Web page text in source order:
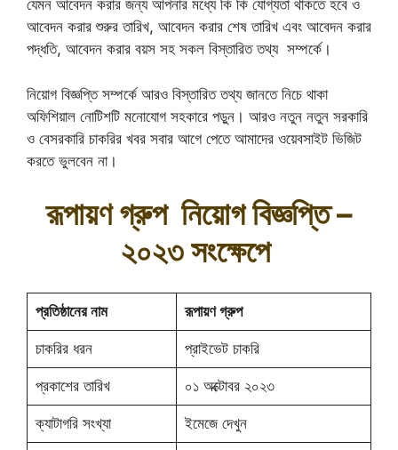
যেমন আবেদন করার জন্য আপনার মধ্যে কি কি যোগ্যতা থাকতে হবে ও
আবেদন করার শুরুর তারিখ, আবেদন করার শেষ তারিখ এবং আবেদন করার
পদ্ধতি, আবেদন করার বয়স সহ সকল বিস্তারিত তথ্য সম্পর্কে।
নিয়োগ বিজ্ঞপ্তি সম্পর্কে আরও বিস্তারিত তথ্য জানতে নিচে থাকা
অফিশিয়াল নোটিশটি মনোযোগ সহকারে পড়ুন। আরও নতুন নতুন সরকারি
ও বেসরকারি চাকরির খবর সবার আগে পেতে আমাদের ওয়েবসাইট ভিজিট
করতে ভুলবেন না।
রূপায়ণ গ্রুপ নিয়োগ বিজ্ঞপ্তি –
২০২৩ সংক্ষেপে
প্রতিষ্ঠানের নাম রূপায়ণ গ্রুপ
চাকরির ধরন প্রাইভেট চাকরি
প্রকাশের তারিখ ০১ অক্টোবর ২০২৩
ক্যাটাগরি সংখ্যা ইমেজে দেখুন